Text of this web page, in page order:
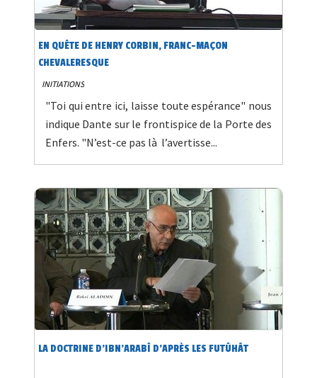
EN QUÊTE DE HENRY CORBIN, FRANC-MAÇON
CHEVALERESQUE
INITIATIONS
"Toi qui entre ici, laisse toute espérance" nous
indique Dante sur le frontispice de la Porte des
Enfers. "N’est-ce pas là l’avertisse...
LA DOCTRINE D'IBN'ARABÎ D'APRÈS LES FUTÛHÂT